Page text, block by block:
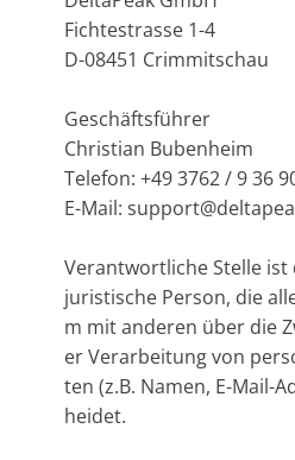
Fichtestrasse 1-4
D-08451 Crimmitschau
Geschäftsführer
Christian Bubenheim
Telefon: +49 3762 / 9 36
E-Mail:
Verantwortliche Stelle
juristische Person, die
m mit anderen über die
er Verarbeitung von
ten (z.B. Namen, E-Mail-
heidet.